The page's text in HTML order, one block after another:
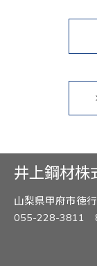
井上鋼材株
山梨県甲府市徳
055-228-3811